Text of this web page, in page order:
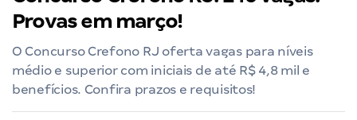
Provas em março!
O Concurso Crefono RJ oferta vagas para níveis
médio e superior com iniciais de até R$ 4,8 mil e
benefícios. Confira prazos e requisitos!